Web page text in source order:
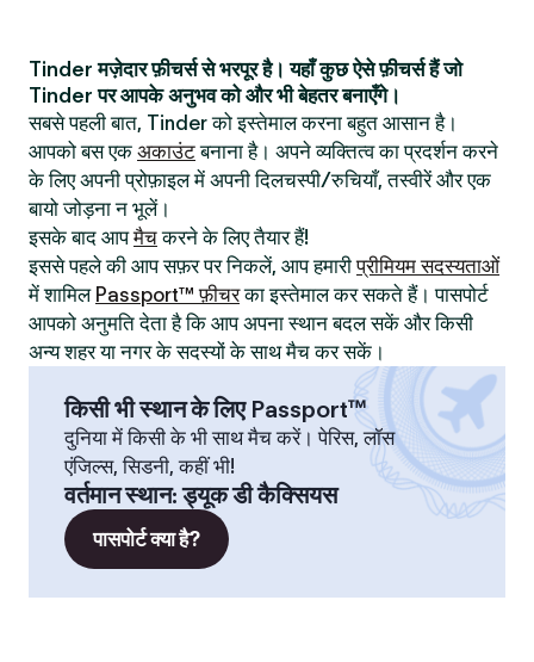
Tinder मज़ेदार फ़ीचर्स से भरपूर है। यहाँ कुछ ऐसे फ़ीचर्स हैं जो
Tinder पर आपके अनुभव को और भी बेहतर बनाएँगे।
सबसे पहली बात, Tinder को इस्तेमाल करना बहुत आसान है।
आपको बस एक अकाउंटबनाना है। अपने व्यक्तित्व का प्रदर्शन करने
के लिए अपनी प्रोफ़ाइल में अपनी दिलचस्पी/रुचियाँ, तस्वीरें और एक
बायो जोड़ना न भूलें।
इसके बाद आपमैचकरने के लिए तैयार हैं!
इससे पहले की आप सफ़र पर निकलें, आप हमारीप्रीमियम सदस्यताओं
में शामिल Passport™ फ़ीचरका इस्तेमाल कर सकते हैं। पासपोर्ट
आपको अनुमति देता है कि आप अपना स्थान बदल सकें और किसी
अन्य शहर या नगर के सदस्यों के साथ मैच कर सकें।
किसी भी स्थान के लिए Passport™
दुनिया में किसी के भी साथ मैच करें। पेरिस, लॉस
एंजिल्स, सिडनी, कहीं भी!
वर्तमान स्थान:ड्यूक डी कैक्सियस
पासपोर्ट क्या है?